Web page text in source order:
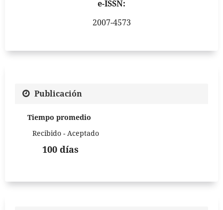
e-ISSN:
2007-4573
Publicación
Tiempo promedio
Recibido - Aceptado
100 días